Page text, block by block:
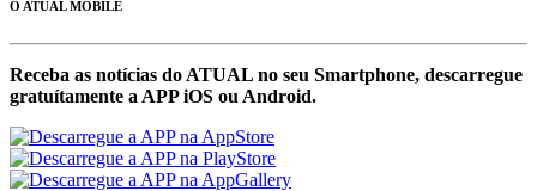
O ATUAL MOBILE
Receba as notícias do ATUAL no seu Smartphone, descarregue
gratuítamente a APP iOS ou Android.